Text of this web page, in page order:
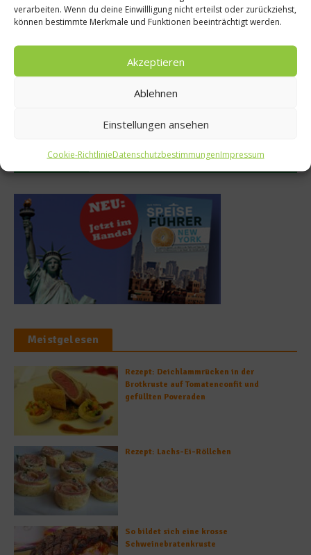
verarbeiten. Wenn du deine Einwillligung nicht erteilst oder zurückziehst,
können bestimmte Merkmale und Funktionen beeinträchtigt werden.
Akzeptieren
Ablehnen
Einstellungen ansehen
Cookie-RichtlinieDatenschutzbestimmungenImpressum
Restaurant Seafood Gastro
Buchtipp
Meistgelesen
Rezept: Deichlammrücken in der
Brotkruste auf Tomatenconfit und
gefüllten Poveraden
Rezept: Lachs-Ei-Röllchen
So bildet sich eine krosse
Schweinebratenkruste